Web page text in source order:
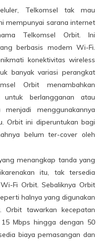
Telkomsel tak mau
mempunyai sarana internet
Telkomsel Orbit. Ini
berbasis modem Wi-Fi.
konektivitas wireless
banyak variasi perangkat
Orbit menambahkan
berlangganan atau
menggunakannya
Orbit ini diperuntukan bagi
belum ter-cover oleh
menangkap tanda yang
itu, tak tersedia
Fi Orbit. Sebaliknya Orbit
halnya yang digunakan
Orbit tawarkan kecepatan
Mbps hingga dengan 50
biaya pemasangan dan